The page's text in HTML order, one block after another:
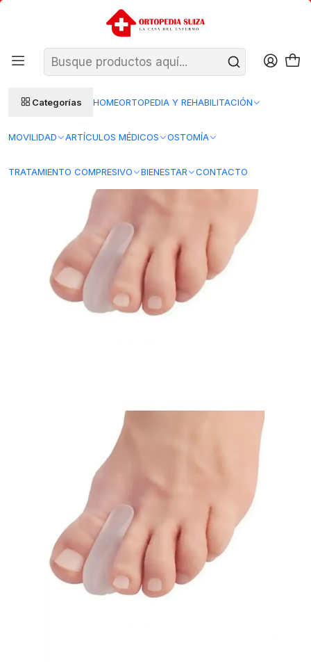
Categorías HOMEORTOPEDIA Y REHABILITACIÓN
MOVILIDAD ARTÍCULOS MÉDICOS OSTOMÍA
TRATAMIENTO COMPRESIVO BIENESTAR CONTACTO
SANTIAGO: ENTREGA AL DÍA HÁBIL SIGUIENTE (L–V)
REGIONES 48–72 HORAS HÁBILES
Bienestar Cuidado del Pie
Separador Dedo Ergonómico Gel Lenox - Tallas